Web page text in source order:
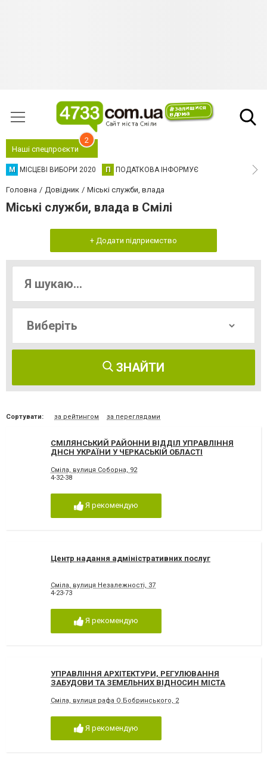
Наші спецпроєкти
2
М МІСЦЕВІ ВИБОРИ 2020 П ПОДАТКОВА ІНФОРМУЄ
Головна Довідник Міські служби, влада
Міські служби, влада в Смілі
+ Додати підприємство
ЗНАЙТИ
Сортувати: за рейтингом за переглядами
СМІЛЯНСЬКИЙ РАЙОННИ ВІДДІЛ УПРАВЛІННЯ
ДНСН УКРАЇНИ У ЧЕРКАСЬКІЙ ОБЛАСТІ
Сміла, вулиця Соборна, 92
4-32-38
Я рекомендую
Центр надання адміністративних послуг
Сміла, вулиця Незалежності, 37
4-23-73
Я рекомендую
УПРАВЛІННЯ АРХІТЕКТУРИ, РЕГУЛЮВАННЯ
ЗАБУДОВИ ТА ЗЕМЕЛЬНИХ ВІДНОСИН МІСТА
Сміла, вулиця рафа О.Бобринського, 2
Я рекомендую